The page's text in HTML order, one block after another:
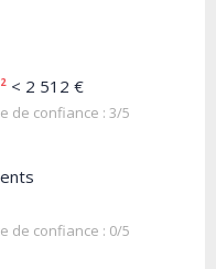
< 2 512 €
de confiance : 3/5
de confiance : 0/5